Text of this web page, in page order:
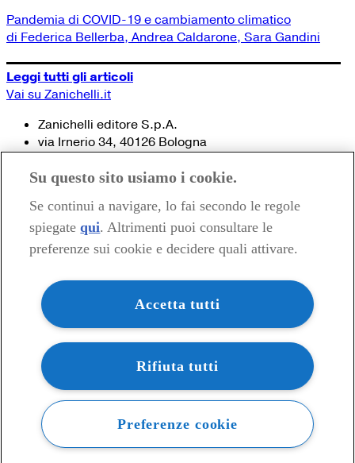
Pandemia di COVID-19 e cambiamento climatico
di Federica Bellerba, Andrea Caldarone, Sara Gandini
Leggi tutti gli articoli
Vai su Zanichelli.it
Zanichelli editore S.p.A.
via Irnerio 34, 40126 Bologna
Tel. 051- 293.111 / 245.024
© 2020 Zanichelli Editore spa
Contatti e recapiti
my.zanichelli.it
Filiali e agenzie
Acquisti: informazioni precontrattuali
Area stampa
Privacy
Su questo sito usiamo i cookie.
Se continui a navigare, lo fai secondo le regole
spiegate qui. Altrimenti puoi consultare le
preferenze sui cookie e decidere quali attivare.
Accetta tutti
Rifiuta tutti
Preferenze cookie